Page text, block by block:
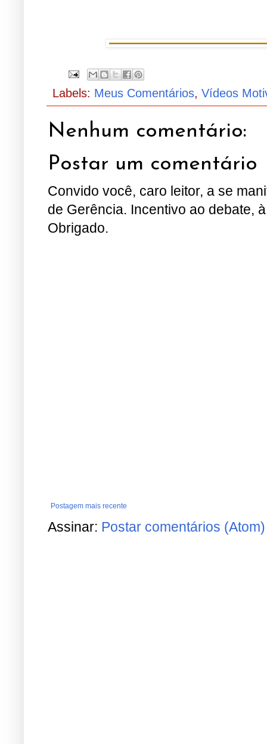
Labels: Meus Comentários, Vídeos
Nenhum comentário:
Postar um comentário
Convido você, caro leitor, a se
de Gerência. Incentivo ao debate,
Obrigado.
Postagem mais recente
Assinar: Postar comentários (Atom)